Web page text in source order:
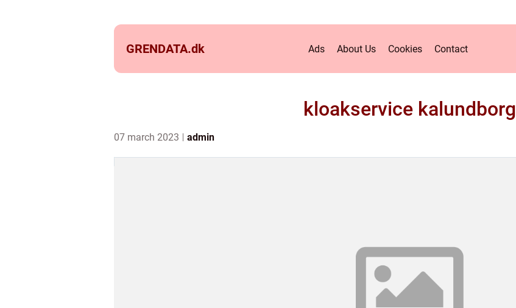
GRENDATA.dk Ads About Us Cookies Contact
kloakservice kalundborg
07 march 2023 admin